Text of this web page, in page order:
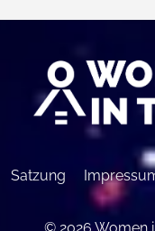
Satzung
© 2026 Women